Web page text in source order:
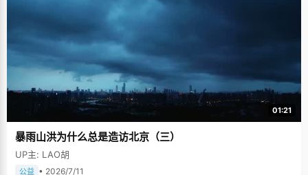
01:21
暴雨山洪为什么总是造访北京（三）
UP主: LAO胡
公益 • 2026/7/11